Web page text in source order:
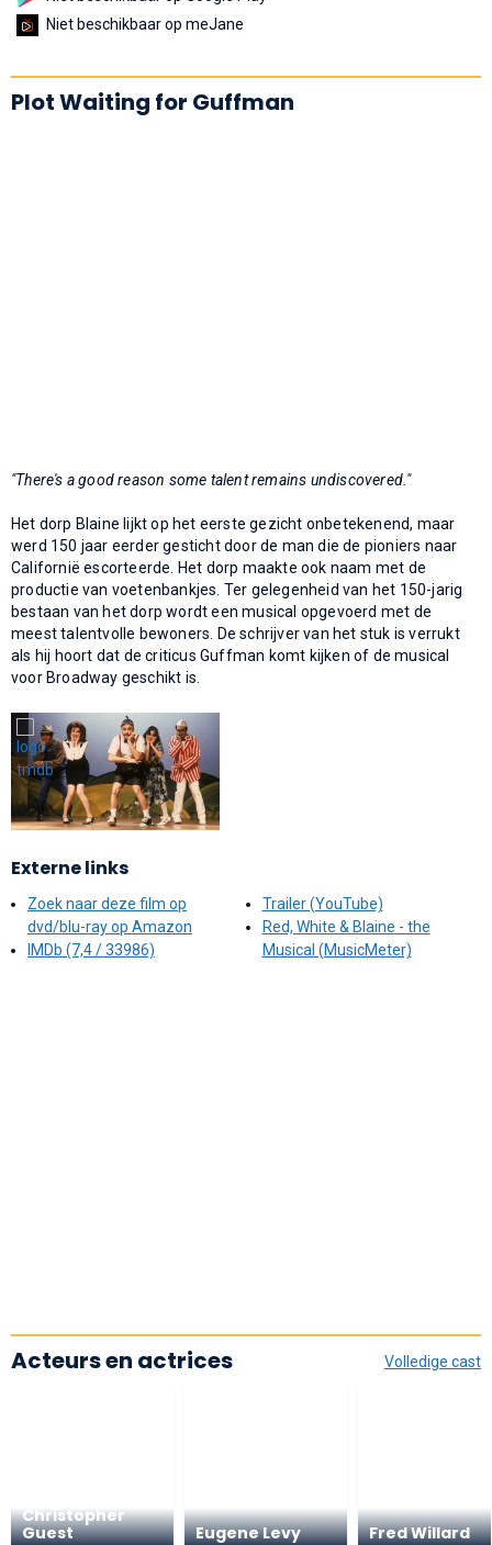
Niet beschikbaar op meJane
Plot Waiting for Guffman
"There's a good reason some talent remains undiscovered."
Het dorp Blaine lijkt op het eerste gezicht onbetekenend, maar
werd 150 jaar eerder gesticht door de man die de pioniers naar
Californië escorteerde. Het dorp maakte ook naam met de
productie van voetenbankjes. Ter gelegenheid van het 150-jarig
bestaan van het dorp wordt een musical opgevoerd met de
meest talentvolle bewoners. De schrijver van het stuk is verrukt
als hij hoort dat de criticus Guffman komt kijken of de musical
voor Broadway geschikt is.
Externe links
Zoek naar deze film op
dvd/blu-ray op Amazon
IMDb (7,4 / 33986)
Trailer (YouTube)
Red, White & Blaine - the
Musical (MusicMeter)
Volledige cast
Acteurs en actrices
Christopher
Guest
Eugene Levy Fred Willard